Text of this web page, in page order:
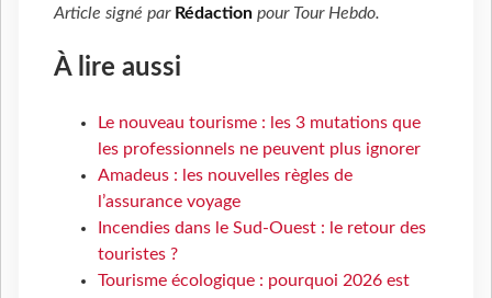
Article signé par Rédaction pour Tour Hebdo.
À lire aussi
Le nouveau tourisme : les 3 mutations que
les professionnels ne peuvent plus ignorer
Amadeus : les nouvelles règles de
l’assurance voyage
Incendies dans le Sud-Ouest : le retour des
touristes ?
Tourisme écologique : pourquoi 2026 est